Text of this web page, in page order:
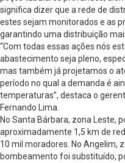
significa dizer que a rede de
estes sejam monitorados e as
garantindo uma distribuição
“Com todas essas ações nós
abastecimento seja pleno,
mas também já projetamos o
período no qual a demanda é
temperaturas”, destaca o
Fernando Lima.
No Santa Bárbara, zona Leste,
aproximadamente 1,5 km de
10 mil moradores. No Angelim,
bombeamento foi substituído,